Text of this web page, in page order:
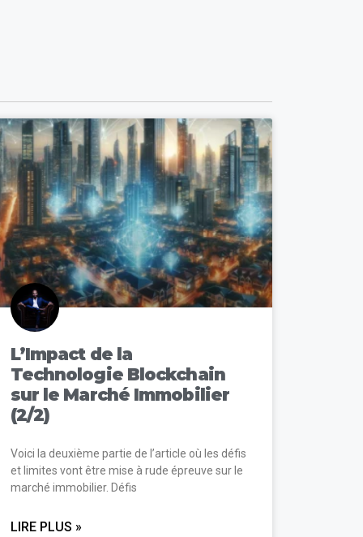
L’Impact de la
Technologie Blockchain
sur le Marché Immobilier
(2/2)
Voici la deuxième partie de l’article où les défis
et limites vont être mise à rude épreuve sur le
marché immobilier. Défis
LIRE PLUS »